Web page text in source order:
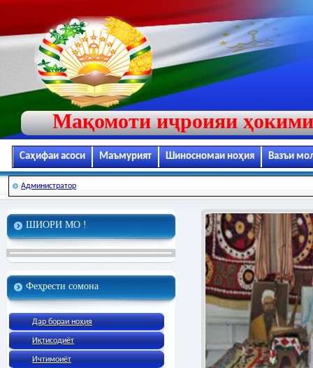
Мақомоти иҷроияи
Саҳифаи асоси Маъмурият Шиносномаи ноҳия Вазъи
Администратор
ШИОРИ МО !
Феҳрести сомона
Дар бораи ноҳия
Иқтисодиёт
Ичтимоиёт